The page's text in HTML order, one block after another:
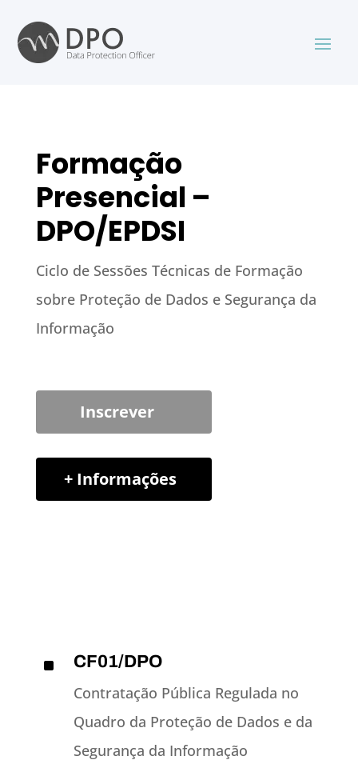
Formação
Presencial –
DPO/EPDSI
Ciclo de Sessões Técnicas de Formação
sobre Proteção de Dados e Segurança da
Informação
Inscrever
+ Informações
^
CF01/DPO
Contratação Pública Regulada no
Quadro da Proteção de Dados e da
Segurança da Informação